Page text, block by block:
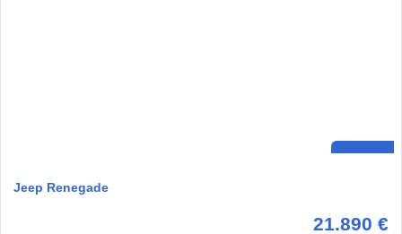
Jeep Renegade
21.890 €